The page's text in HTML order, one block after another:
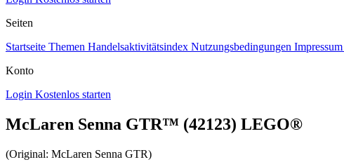
Seiten
Startseite Themen Handelsaktivitätsindex Nutzungsbedingungen Impressum
Konto
Login Kostenlos starten
McLaren Senna GTR™ (42123) LEGO®
(Original: McLaren Senna GTR)